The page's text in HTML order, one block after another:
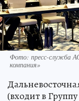
Фото: пресс-служба
компания»
(входит в